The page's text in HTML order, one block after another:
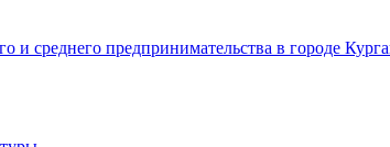
среднего предпринимательства в городе